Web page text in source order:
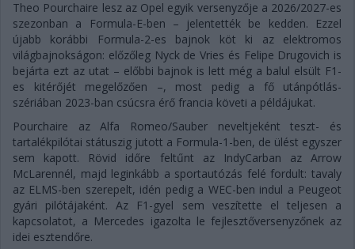
Theo Pourchaire lesz az Opel egyik versenyzője a 2026/2027-es
szezonban a Formula-E-ben – jelentették be kedden. Ezzel
újabb korábbi Formula-2-es bajnok köt ki az elektromos
világbajnokságon: előzőleg Nyck de Vries és Felipe Drugovich is
bejárta ezt az utat – előbbi bajnok is lett még a balul elsült F1-
es kitérőjét megelőzően –, most pedig a fő utánpótlás-
szériában 2023-ban csúcsra érő francia követi a példájukat.
Pourchaire az Alfa Romeo/Sauber neveltjeként teszt- és
tartalékpilótai státuszig jutott a Formula-1-ben, de ülést egyszer
sem kapott. Rövid időre feltűnt az IndyCarban az Arrow
McLarennél, majd leginkább a sportautózás felé fordult: tavaly
az ELMS-ben szerepelt, idén pedig a WEC-ben indul a Peugeot
gyári pilótájaként. Az F1-gyel sem veszítette el teljesen a
kapcsolatot, a Mercedes igazolta le fejlesztőversenyzőnek az
idei esztendőre.